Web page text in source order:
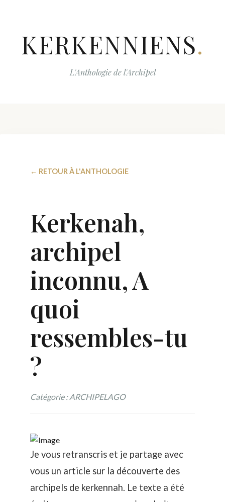
KERKENNIENS.
L'Anthologie de l'Archipel
← RETOUR À L'ANTHOLOGIE
Kerkenah,
archipel
inconnu, A
quoi
ressembles-tu
?
Catégorie : ARCHIPELAGO
Je vous retranscris et je partage avec
vous un article sur la découverte des
archipels de kerkennah. Le texte a été